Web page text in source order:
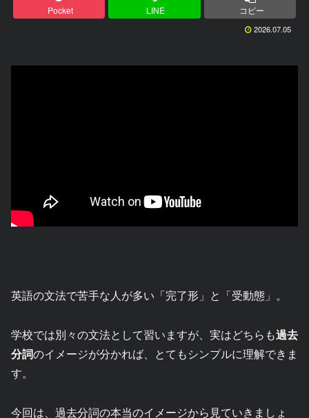
Pocket LINE コピー
2026.07.05
英語の文法で苦手な人が多い「完了形」と「受動態」。
学校では別々の文法として習いますが、実はどちらも過去
分詞のイメージが分かれば、とてもシンプルに理解できま
す。
今回は、過去分詞の本当のイメージから見ていきましょ